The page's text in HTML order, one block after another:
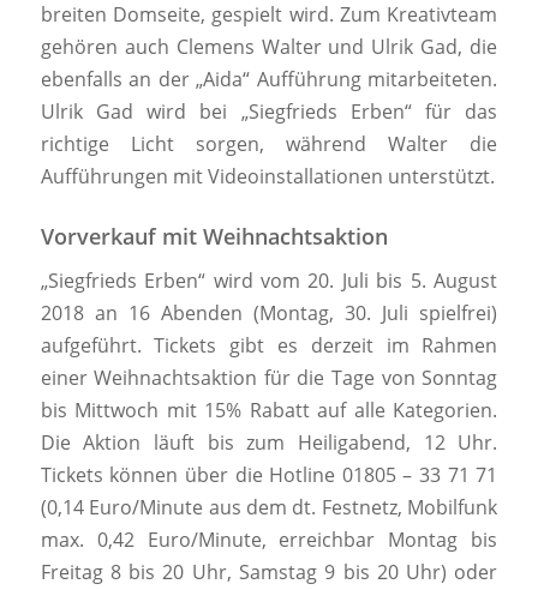
breiten Domseite, gespielt wird. Zum Kreativteam
gehören auch Clemens Walter und Ulrik Gad, die
ebenfalls an der „Aida“ Aufführung mitarbeiteten.
Ulrik Gad wird bei „Siegfrieds Erben“ für das
richtige Licht sorgen, während Walter die
Aufführungen mit Videoinstallationen unterstützt.
Vorverkauf mit Weihnachtsaktion
„Siegfrieds Erben“ wird vom 20. Juli bis 5. August
2018 an 16 Abenden (Montag, 30. Juli spielfrei)
aufgeführt. Tickets gibt es derzeit im Rahmen
einer Weihnachtsaktion für die Tage von Sonntag
bis Mittwoch mit 15% Rabatt auf alle Kategorien.
Die Aktion läuft bis zum Heiligabend, 12 Uhr.
Tickets können über die Hotline 01805 – 33 71 71
(0,14 Euro/Minute aus dem dt. Festnetz, Mobilfunk
max. 0,42 Euro/Minute, erreichbar Montag bis
Freitag 8 bis 20 Uhr, Samstag 9 bis 20 Uhr) oder